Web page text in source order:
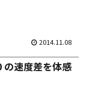
2014.11.08
の速度差を体感